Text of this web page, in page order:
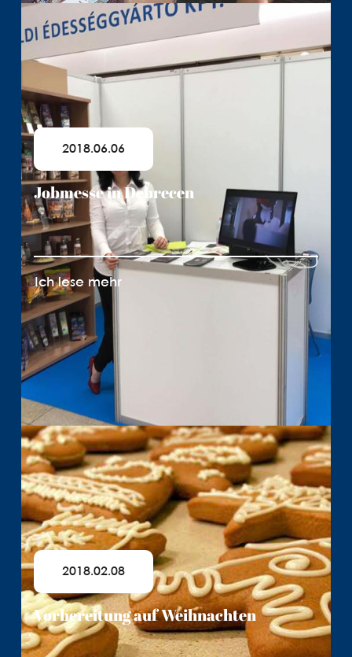
2018.06.06
Jobmesse in Debrecen
Ich lese mehr
2018.02.08
Vorbereitung auf Weihnachten